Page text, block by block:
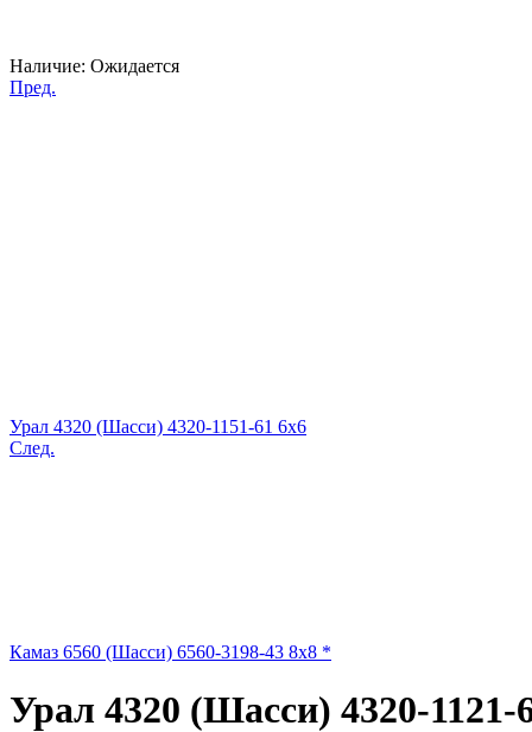
Наличие: Ожидается
Пред.
Урал 4320 (Шасси) 4320-1151-61 6x6
След.
Камаз 6560 (Шасси) 6560-3198-43 8x8 *
Урал 4320 (Шасси) 4320-